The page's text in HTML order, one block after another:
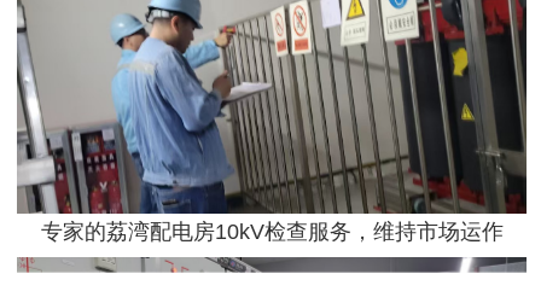
专家的荔湾配电房10kV检查服务，维持市场运作